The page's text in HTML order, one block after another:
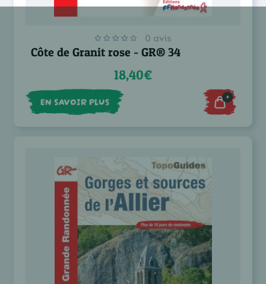
0 avis
Côte de Granit rose - GR® 34
18,40€
EN SAVOIR PLUS +